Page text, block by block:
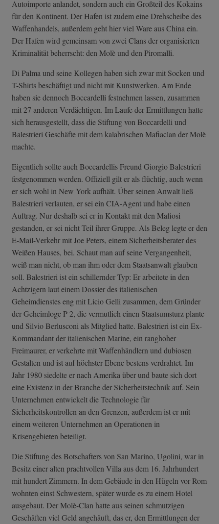
Autoimporte anlandet, sondern auch ein Großteil des Kokains
für den Kontinent. Der Hafen ist zudem eine Drehscheibe des
Waffenhandels, außerdem geht hier viel Ware aus China ein.
Der Hafen wird gemeinsam von zwei Clans der organisierten
Kriminalität beherrscht: den Molè und den Piromalli.
Di Palma und seine Kollegen haben sich zwar mit Socken und
T-Shirts beschäftigt und nicht mit Kunstwerken. Am Ende
haben sie dennoch Boccardelli festnehmen lassen, zusammen
mit 27 anderen Verdächtigen. Im Laufe der Ermittlungen hatte
sich herausgestellt, dass die Stiftung von Boccardelli und
Balestrieri Geschäfte mit dem kalabrischen Mafiaclan der Molè
machte.
Eigentlich sollte auch Boccardellis Freund Giorgio Balestrieri
festgenommen werden. Offiziell gilt er als flüchtig, auch wenn
er sich wohl in New York aufhält. Über seinen Anwalt ließ
Balestrieri verlauten, er sei ein CIA-Agent und habe einen
Auftrag. Nur deshalb sei er in Kontakt mit den Mafiosi
gestanden, er sei nicht Teil ihrer Gruppe. Als Beleg legte er den
E-Mail-Verkehr mit Joe Peters, einem Sicherheitsberater des
Weißen Hauses, bei. Schaut man auf seine Vergangenheit,
weiß man nicht, ob man ihm oder dem Staatsanwalt glauben
soll. Balestrieri ist ein schillernder Typ: Er arbeitete in den
Achtzigern laut einem Dossier des italienischen
Geheimdienstes eng mit Licio Gelli zusammen, dem Gründer
der Geheimloge P 2, die vermutlich einen Staatsumsturz plante
und Silvio Berlusconi als Mitglied hatte. Balestrieri ist ein Ex-
Kommandant der italienischen Marine, ein ranghoher
Freimaurer, er verkehrte mit Waffenhändlern und dubiosen
Gestalten und ist auf höchster Ebene bestens verdrahtet. Im
Jahr 1980 siedelte er nach Amerika über und baute sich dort
eine Existenz in der Branche der Sicherheitstechnik auf. Sein
Unternehmen entwickelt die Technologie für
Sicherheitskontrollen an den Grenzen, außerdem ist er mit
einem weiteren Unternehmen an Operationen in
Krisengebieten beteiligt.
Die Stiftung des Botschafters von San Marino, Ugolini, war in
Besitz einer alten prachtvollen Villa aus dem 16. Jahrhundert
mit hundert Zimmern. In dem Gebäude in den Hügeln vor Rom
wohnten einst Schwestern, später wurde es zu einem Hotel
ausgebaut. Der Molè-Clan hatte aus seinen schmutzigen
Geschäften viel Geld angehäuft, das er, den Ermittlungen der